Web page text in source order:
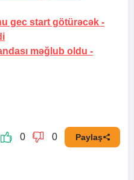
gec start götürəcək -
məğlub oldu -
0 0 Paylaş